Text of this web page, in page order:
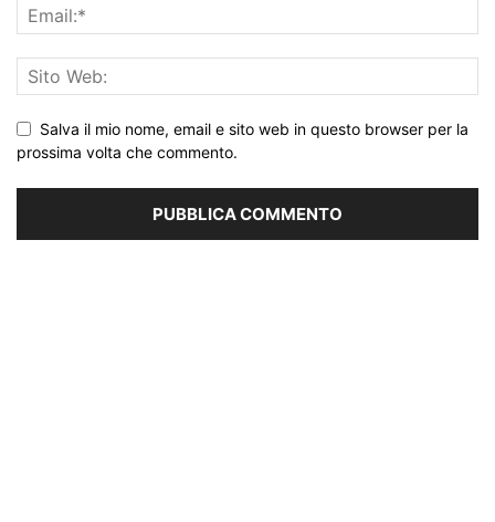
Salva il mio nome, email e sito web in questo browser per la
prossima volta che commento.